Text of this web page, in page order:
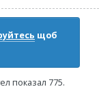
щоб
показал 775.